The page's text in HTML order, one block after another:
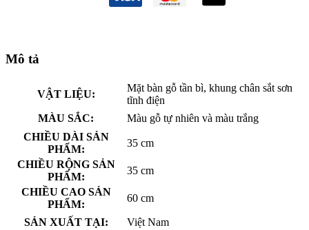
Mô tả
VẬT LIỆU:
Mặt bàn gỗ tần bì, khung chân sắt sơn
tĩnh điện
MÀU SẮC:
Màu gỗ tự nhiên và màu trắng
CHIỀU DÀI SẢN
PHẨM:
35 cm
CHIỀU RỘNG SẢN
PHẨM:
35 cm
CHIỀU CAO SẢN
PHẨM:
60 cm
SẢN XUẤT TẠI:
Việt Nam